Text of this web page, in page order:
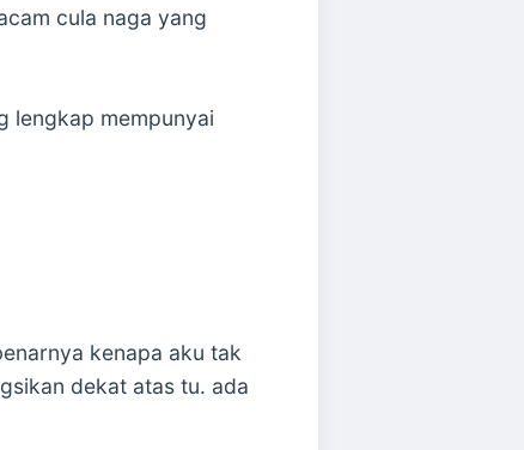
cula naga yang
lengkap mempunyai
kenapa aku tak
dekat atas tu. ada